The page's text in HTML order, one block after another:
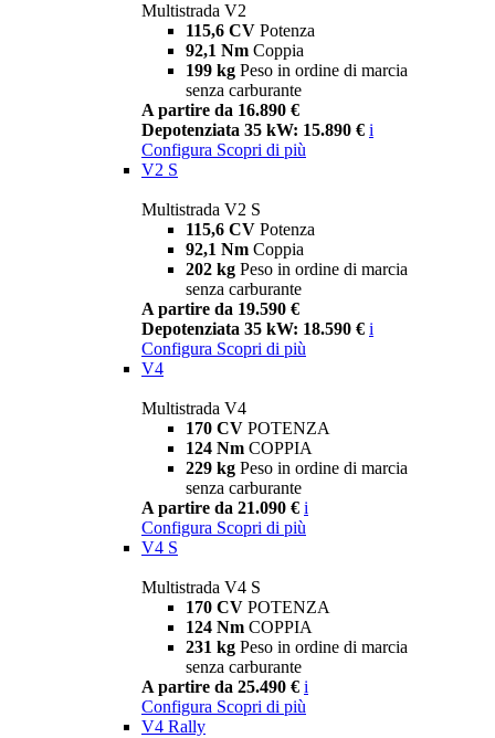
Multistrada V2
115,6 CV Potenza
92,1 Nm Coppia
199 kg Peso in ordine di marcia
senza carburante
A partire da 16.890 €
Depotenziata 35 kW: 15.890 € i
Configura Scopri di più
V2 S
Multistrada V2 S
115,6 CV Potenza
92,1 Nm Coppia
202 kg Peso in ordine di marcia
senza carburante
A partire da 19.590 €
Depotenziata 35 kW: 18.590 € i
Configura Scopri di più
V4
Multistrada V4
170 CV POTENZA
124 Nm COPPIA
229 kg Peso in ordine di marcia
senza carburante
A partire da 21.090 € i
Configura Scopri di più
V4 S
Multistrada V4 S
170 CV POTENZA
124 Nm COPPIA
231 kg Peso in ordine di marcia
senza carburante
A partire da 25.490 € i
Configura Scopri di più
V4 Rally